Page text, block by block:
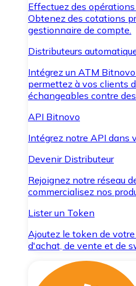
Effectuez des
Obtenez des cotations
gestionnaire de compte.
Distributeurs
Intégrez un ATM
permettez à vos clients
échangeables contre
API Bitnovo
Intégrez notre API dans
Devenir Distributeur
Rejoignez notre réseau
commercialisez nos
Lister un Token
Ajoutez le token de
d'achat, de vente et de